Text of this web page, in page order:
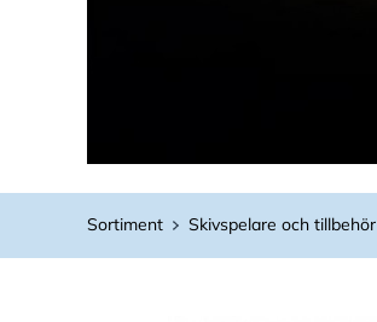
Sortiment Skivspelare och tillbehör